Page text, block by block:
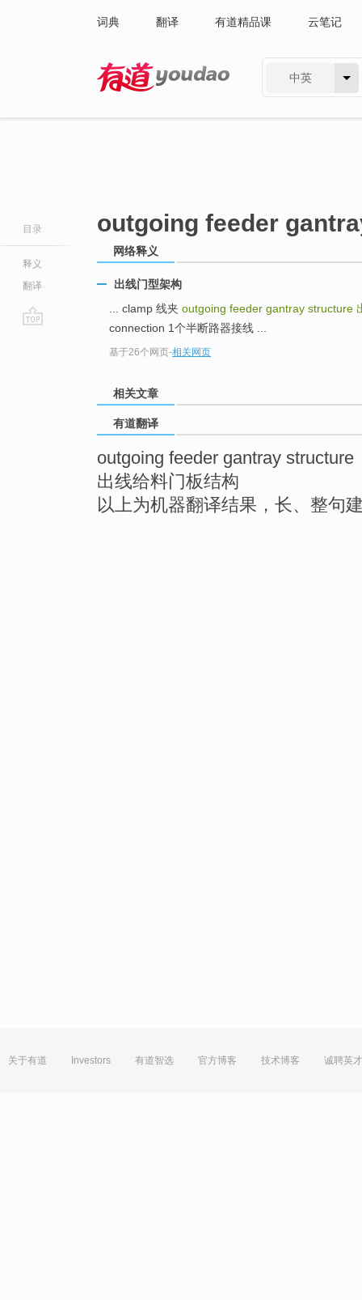
词典 翻译 有道精品课 云笔记
中英
目录
释义
翻译
outgoing feeder
网络释义
出线门型架构
... clamp 线夹 outgoing feeder gantray structure
connection 1个半断路器接线 ...
基于26个网页-相关网页
相关文章
有道翻译
outgoing feeder gantray structure
出线给料门板结构
以上为机器翻译结果，长、整句
关于有道 Investors 有道智选 官方博客 技术博客 诚聘英才